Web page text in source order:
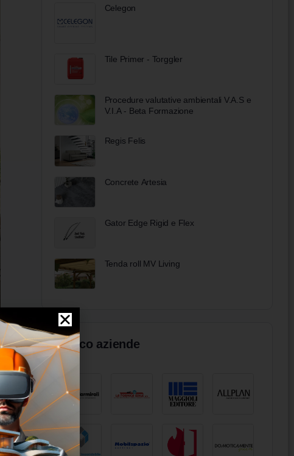
Celegon
Tile Primer - Torggler
Procedure valutative ambientali V.A.S e
V.I.A - Beta Formazione
Regis Felis
Concrete Artesia
Gator Edge Rigid e Flex
Tenda roll MV Living
Elenco aziende